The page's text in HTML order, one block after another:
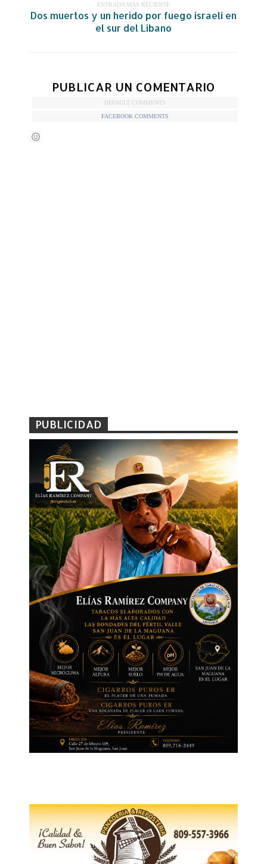
ENTRADA MÁS RECIENTE
Dos muertos y un herido por fuego israelí en
el sur del Líbano
PUBLICAR UN COMENTARIO
DEFAULT COMMENTS
FACEBOOK COMMENTS
PUBLICIDAD